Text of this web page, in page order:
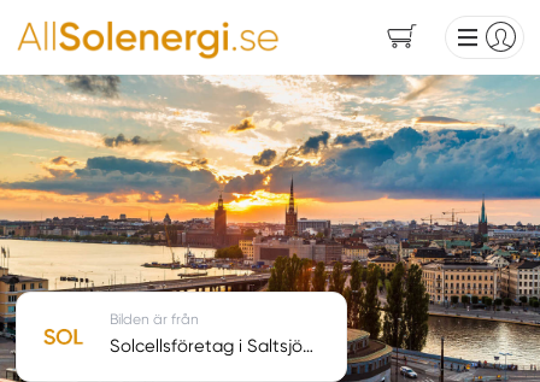
Bilden är från
Solcellsföretag i Saltsjö-boo